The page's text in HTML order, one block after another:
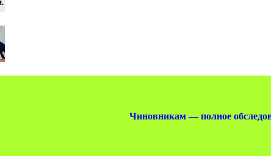
Чиновникам — полное